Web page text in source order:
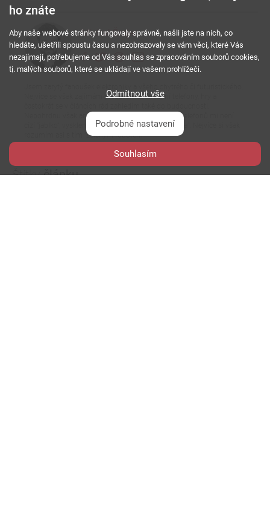
Michal Šrajer
Hlavní redaktor
Nejvíce se však zajímám především o mobilní telefony, hry a
Nepohrdnu však ani dobrým filmem či knihou. U telefonů mi není
cízí "jablko", vysklená "okna", ani již shnilá "ostružina". Nejvíce si však
rozumím asi s tím "zeleným robotem".
Štítkyčlánku...
ho znáte
Aby naše webové stránky fungovaly správně, našli jste na nich, co
hledáte, ušetřili spoustu času a nezobrazovaly se vám věci, které Vás
nezajímají, potřebujeme od Vás souhlas se zpracováním souborů cookies,
tj. malých souborů, které se ukládají ve vašem prohlížeči.
Odmítnout vše
Podrobné nastavení
Souhlasím